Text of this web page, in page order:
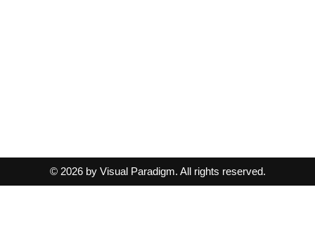
© 2026 by Visual Paradigm. All rights reserved.